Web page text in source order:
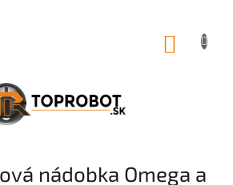
nádobka Omega a